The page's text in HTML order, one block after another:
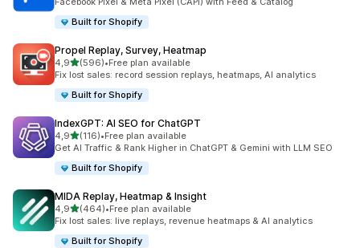
Built for Shopify
Propel Replay, Survey, Heatmap
4,9z 5 hvězd
(596)
Celkový počet recenzí: 596
•Free plan available
Fix lost sales: record session replays, heatmaps, AI analytics
Built for Shopify
IndexGPT: AI SEO for ChatGPT
4,9z 5 hvězd
(116)
Celkový počet recenzí: 116
•Free plan available
Get AI Traffic & Rank Higher in ChatGPT & Gemini with LLM SEO
Built for Shopify
MIDA Replay, Heatmap & Insight
4,9z 5 hvězd
(464)
Celkový počet recenzí: 464
•Free plan available
Fix lost sales: live replays, revenue heatmaps & AI analytics
Built for Shopify